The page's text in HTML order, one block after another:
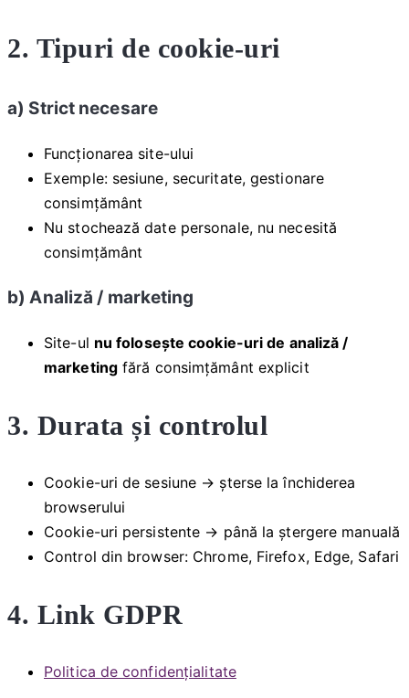
2. Tipuri de cookie-uri
a) Strict necesare
Funcționarea site-ului
Exemple: sesiune, securitate, gestionare
consimțământ
Nu stochează date personale, nu necesită
consimțământ
b) Analiză / marketing
Site-ul nu folosește cookie-uri de analiză /
marketingfără consimțământ explicit
3. Durata și controlul
Cookie-uri de sesiune → șterse la închiderea
browserului
Cookie-uri persistente → până la ștergere manuală
Control din browser: Chrome, Firefox, Edge, Safari
4. Link GDPR
Politica de confidențialitate